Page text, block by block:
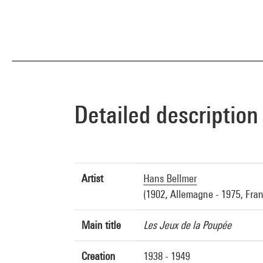
Detailed description
Artist
Hans Bellmer
(1902, Allemagne - 1975,
Main title Les Jeux de la Poupée
Creation
1938 - 1949